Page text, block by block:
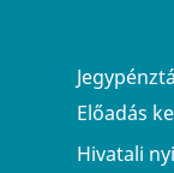
Előadás
Hivatali